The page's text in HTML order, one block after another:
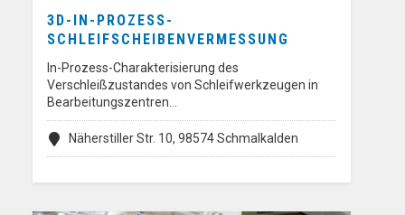
3D-IN-PROZESS-
SCHLEIFSCHEIBENVERMESSUNG
In-Prozess-Charakterisierung des
Verschleißzustandes von Schleifwerkzeugen in
Bearbeitungszentren…
Näherstiller Str. 10, 98574 Schmalkalden